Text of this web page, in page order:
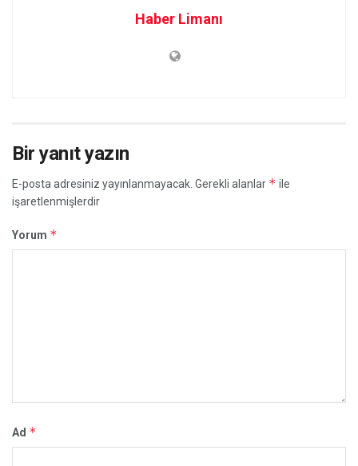
Haber Limanı
Bir yanıt yazın
E-posta adresiniz yayınlanmayacak. Gerekli alanlar * ile
işaretlenmişlerdir
Yorum *
Ad *